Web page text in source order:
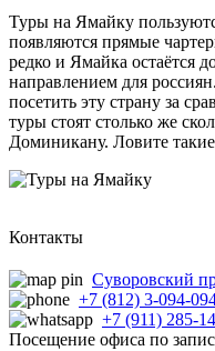
Туры на Ямайку
появляются прямые
редко и Ямайка остаётся
направлением для
посетить эту страну за
туры стоят столько же
Доминикану. Ловите
Контакты
Суворовский
+7 (812) 3-094-
+7 (911) 285-
Посещение офиса по